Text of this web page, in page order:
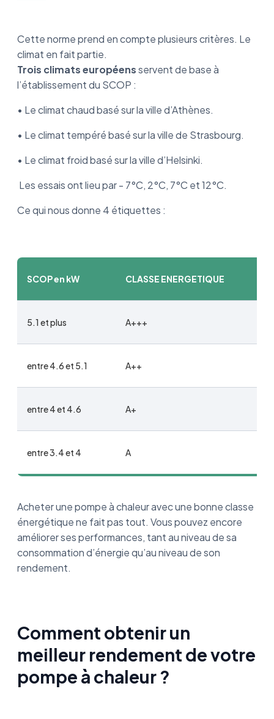
Cette norme prend en compte plusieurs critères. Le
climat en fait partie.
Trois climats européensservent de base à
l’établissement du SCOP :
• Le climat chaud basé sur la ville d’Athènes.
• Le climat tempéré basé sur la ville de Strasbourg.
• Le climat froid basé sur la ville d’Helsinki.
Les essais ont lieu par - 7°C, 2°C, 7°C et 12°C.
Ce qui nous donne 4 étiquettes :
SCOP en kW CLASSE ENERGETIQUE
5.1 et plus A+++
entre 4.6 et 5.1 A++
entre 4 et 4.6 A+
entre 3.4 et 4 A
Acheter une pompe à chaleur avec une bonne classe
énergétique ne fait pas tout. Vous pouvez encore
améliorer ses performances, tant au niveau de sa
consommation d’énergie qu’au niveau de son
rendement.
Comment obtenir un
meilleur rendement de votre
pompe à chaleur ?